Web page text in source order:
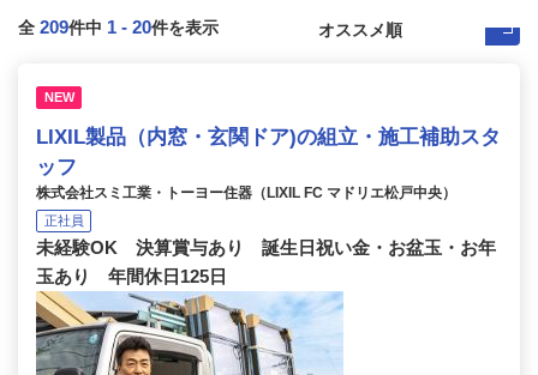
全 209件中 1 - 20件を表示
NEW
LIXIL製品（内窓・玄関ドア)の組立・施工補助スタ
ッフ
株式会社スミ工業・トーヨー住器（LIXIL FC マドリエ松戸中央）
正社員
未経験OK 決算賞与あり 誕生日祝い金・お盆玉・お年
玉あり 年間休日125日